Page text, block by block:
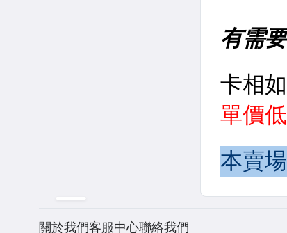
關於我們客服中心聯絡我們